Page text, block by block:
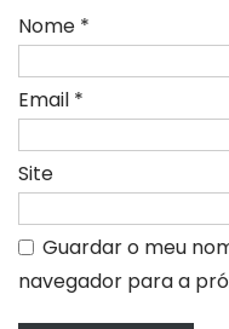
Nome *
Email *
Site
Guardar o meu
navegador para a